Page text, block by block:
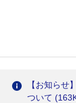
【お知らせ
ついて